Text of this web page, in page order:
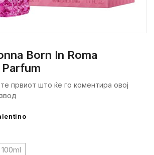
Born In Roma
првиот што ќе го коментира овој
100ml